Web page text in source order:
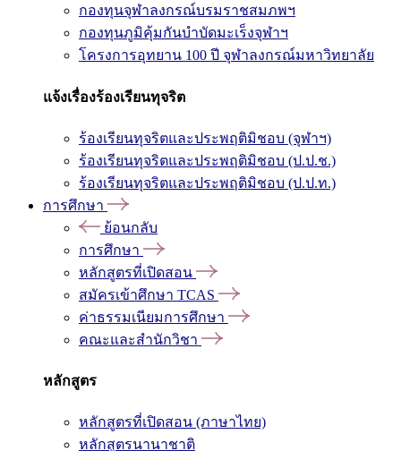
กองทุนจุฬาลงกรณ์บรมราชสมภพฯ
กองทุนภูมิคุ้มกันบำบัดมะเร็งจุฬาฯ
โครงการอุทยาน 100 ปี จุฬาลงกรณ์มหาวิทยาลัย
แจ้งเรื่องร้องเรียนทุจริต
ร้องเรียนทุจริตและประพฤติมิชอบ (จุฬาฯ)
ร้องเรียนทุจริตและประพฤติมิชอบ (ป.ป.ช.)
ร้องเรียนทุจริตและประพฤติมิชอบ (ป.ป.ท.)
การศึกษา
ย้อนกลับ
การศึกษา
หลักสูตรที่เปิดสอน
สมัครเข้าศึกษา TCAS
ค่าธรรมเนียมการศึกษา
คณะและสำนักวิชา
หลักสูตร
หลักสูตรที่เปิดสอน (ภาษาไทย)
หลักสูตรนานาชาติ